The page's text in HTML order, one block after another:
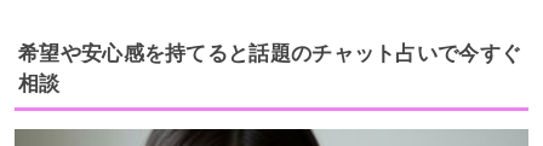
希望や安心感を持てると話題のチャット占いで今すぐ
相談